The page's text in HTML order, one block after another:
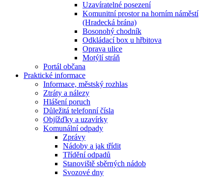
Uzavíratelné posezení
Komunitní prostor na horním náměstí
(Hradecká brána)
Bosonohý chodník
Odkládací box u hřbitova
Oprava ulice
Motýlí stráň
Portál občana
Praktické informace
Informace, městský rozhlas
Ztráty a nálezy
Hlášení poruch
Důležitá telefonní čísla
Objížďky a uzavírky
Komunální odpady
Zprávy
Nádoby a jak třídit
Třídění odpadů
Stanoviště sběrných nádob
Svozové dny